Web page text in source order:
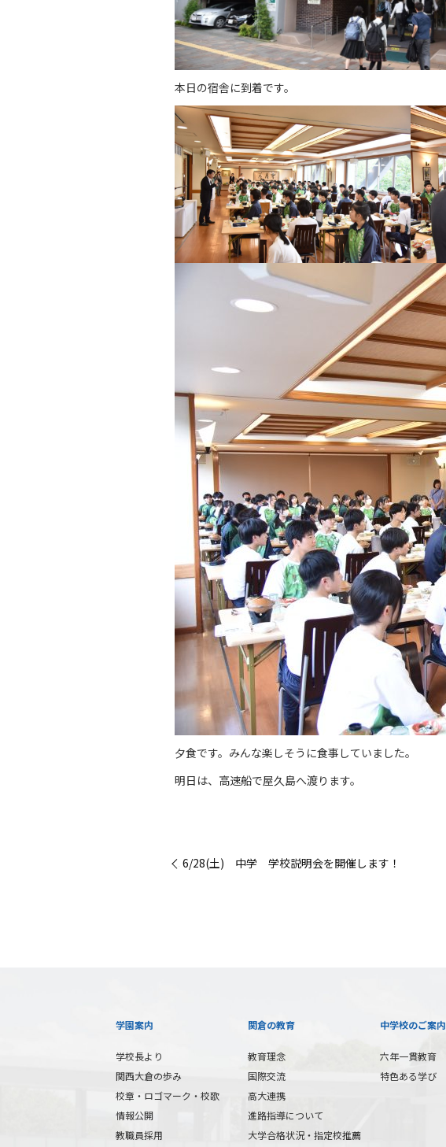
本日の宿舎に到着です。
夕食です。みんな楽しそうに食事していました。
明日は、高速船で屋久島へ渡ります。
« 6/28(土) 中学 学校説明会を開催します！
学園案内
学校長より
関西大倉の歩み
校章・ロゴマーク・校歌
情報公開
教職員採用
関倉の教育
教育理念
国際交流
高大連携
進路指導について
大学合格状況・指定校推薦
中学校のご案内
六年一貫教育
特色ある学び